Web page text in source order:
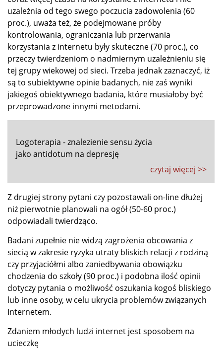
uzależnia od tego swego poczucia zadowolenia (60
proc.), uważa też, że podejmowane próby
kontrolowania, ograniczania lub przerwania
korzystania z internetu były skuteczne (70 proc.), co
przeczy twierdzeniom o nadmiernym uzależnieniu się
tej grupy wiekowej od sieci. Trzeba jednak zaznaczyć, iż
są to subiektywne opinie badanych, nie zaś wyniki
jakiegoś obiektywnego badania, które musiałoby być
przeprowadzone innymi metodami.
Logoterapia - znalezienie sensu życia
jako antidotum na depresję
czytaj więcej >>
Z drugiej strony pytani czy pozostawali on-line dłużej
niż pierwotnie planowali na ogół (50-60 proc.)
odpowiadali twierdząco.
Badani zupełnie nie widzą zagrożenia obcowania z
siecią w zakresie ryzyka utraty bliskich relacji z rodziną
czy przyjaciółmi albo zaniedbywania obowiązku
chodzenia do szkoły (90 proc.) i podobna ilość opinii
dotyczy pytania o możliwość oszukania kogoś bliskiego
lub inne osoby, w celu ukrycia problemów związanych
Internetem.
Zdaniem młodych ludzi internet jest sposobem na
ucieczkę